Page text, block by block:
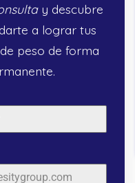
y descubre
a lograr tus
peso de forma